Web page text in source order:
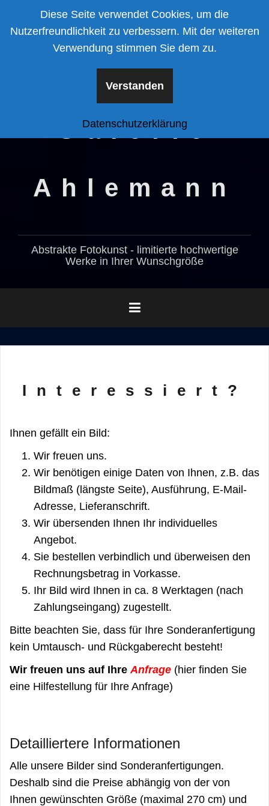
Inhalt
Galerie
Ahlemann
Abstrakte Fotokunst - limitierte hochwertige
Werke in Ihrer Wunschgröße
Interessiert?
Ihnen gefällt ein Bild:
Wir freuen uns.
Wir benötigen einige Daten von Ihnen, z.B. das
Bildmaß (längste Seite), Ausführung, E-Mail-
Adresse, Lieferanschrift.
Wir übersenden Ihnen Ihr individuelles
Angebot.
Sie bestellen verbindlich und überweisen den
Rechnungsbetrag in Vorkasse.
Ihr Bild wird Ihnen in ca. 8 Werktagen (nach
Zahlungseingang) zugestellt.
Bitte beachten Sie, dass für Ihre Sonderanfertigung
kein Umtausch- und Rückgaberecht besteht!
Wir freuen uns auf Ihre Anfrage (hier finden Sie
eine Hilfestellung für Ihre Anfrage)
Detailliertere Informationen
Alle unsere Bilder sind Sonderanfertigungen.
Deshalb sind die Preise abhängig von der von
Ihnen gewünschten Größe (maximal 270 cm) und
Diese Seite verwendet Cookies, um die
Nutzerfreundlichkeit zu verbessern. Mit der weiteren
Verwendung stimmen Sie dem zu.
Verstanden
Datenschutzerklärung